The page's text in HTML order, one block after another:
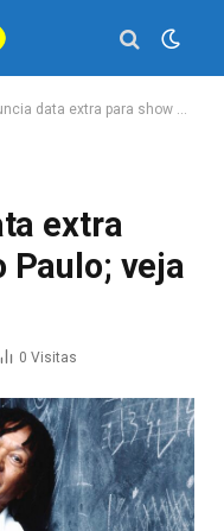
extra para show em São Paulo; veja detalhes
extra
Paulo; veja
0 Visitas